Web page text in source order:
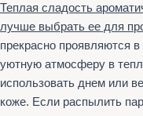
Теплая сладость
лучше выбрать ее для
прекрасно проявляются
уютную атмосферу в
использовать днем или
коже. Если распылить